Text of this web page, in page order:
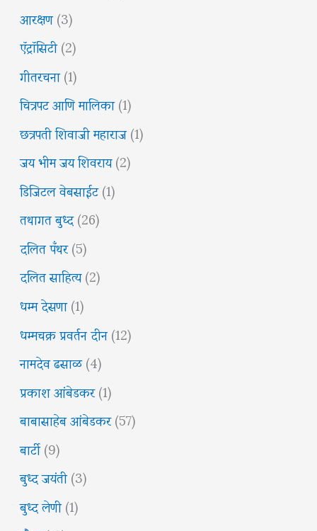
आरक्षण(3)
ऍट्रॉसिटी(2)
गीतरचना(1)
चित्रपट आणि मालिका(1)
छत्रपती शिवाजी महाराज(1)
जय भीम जय शिवराय(2)
डिजिटल वेबसाईट(1)
तथागत बुध्द(26)
दलित पँथर(5)
दलित साहित्य(2)
धम्म देसणा(1)
धम्मचक्र प्रवर्तन दीन(12)
नामदेव ढसाळ(4)
प्रकाश आंबेडकर(1)
बाबासाहेब आंबेडकर(57)
बार्टी(9)
बुध्द जयंती(3)
बुध्द लेणी(1)